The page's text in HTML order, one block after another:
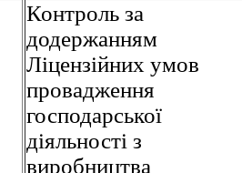
Контроль за
додержанням
Ліцензійних умов
провадження
господарської
діяльності з
виробництва